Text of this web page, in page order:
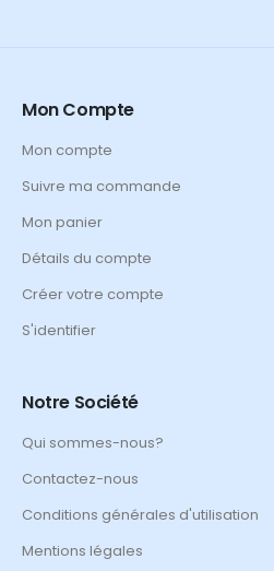
Mon Compte
Mon compte
Suivre ma commande
Mon panier
Détails du compte
Créer votre compte
S'identifier
Notre Société
Qui sommes-nous?
Contactez-nous
Conditions générales d'utilisation
Mentions légales